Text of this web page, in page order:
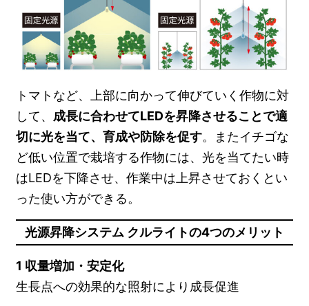
トマトなど、上部に向かって伸びていく作物に対
して、 成長に合わせてLEDを昇降させることで適
切に光を当て、育成や防除を促す。またイチゴな
ど低い位置で栽培する作物には、光を当てたい時
はLEDを下降させ、作業中は上昇させておくとい
った使い方ができる。
光源昇降システム クルライトの4つのメリット
1 収量増加・安定化
生長点への効果的な照射により成長促進